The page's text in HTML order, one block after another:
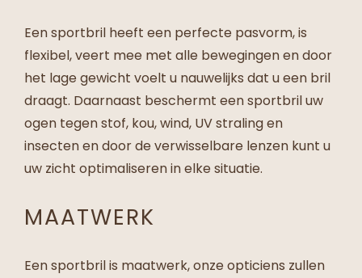
Een sportbril heeft een perfecte pasvorm, is
flexibel, veert mee met alle bewegingen en door
het lage gewicht voelt u nauwelijks dat u een bril
draagt. Daarnaast beschermt een sportbril uw
ogen tegen stof, kou, wind, UV straling en
insecten en door de verwisselbare lenzen kunt u
uw zicht optimaliseren in elke situatie.
MAATWERK
Een sportbril is maatwerk, onze opticiens zullen